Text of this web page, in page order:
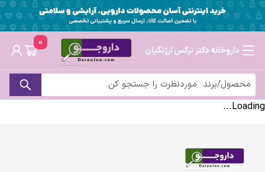
داروخانه دکتر نرگس ارژنگیان
0
Loading...